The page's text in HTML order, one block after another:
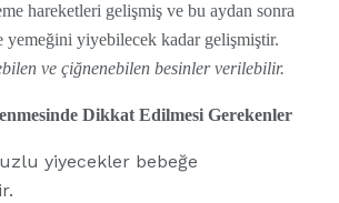
hareketleri gelişmiş ve bu aydan sonra
yemeğini yiyebilecek kadar gelişmiştir.
ve çiğnenebilen besinler verilebilir.
Dikkat Edilmesi Gerekenler
yiyecekler bebeğe